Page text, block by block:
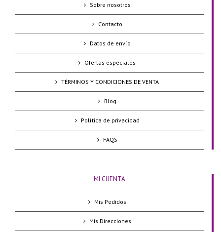
Sobre nosotros
Contacto
Datos de envío
Ofertas especiales
TÉRMINOS Y CONDICIONES DE VENTA
Blog
Política de privacidad
FAQS
MI CUENTA
Mis Pedidos
Mis Direcciones